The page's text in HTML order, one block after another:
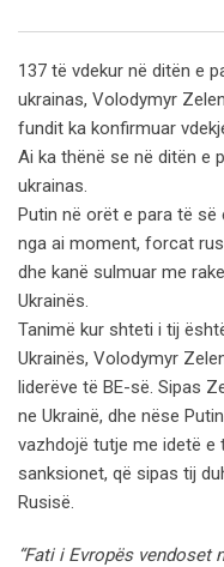
137 të vdekur në ditën e
ukrainas, Volodymyr
fundit ka konfirmuar
Ai ka thënë se në ditën e
ukrainas.
Putin në orët e para të së
nga ai moment, forcat
dhe kanë sulmuar me
Ukrainës.
Tanimë kur shteti i tij
Ukrainës, Volodymyr
liderëve të BE-së. Sipas
ne Ukrainë, dhe nëse
vazhdojë tutje me idetë e
sanksionet, që sipas tij
Rusisë.
“Fati i Evropës vendoset